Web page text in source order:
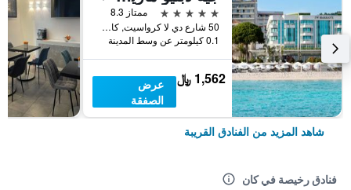
5 نجوم
ممتاز 8.3
50 شارع دي لا كرواسيت, كان, إقليم الألب البحري, فرنسا
0.1 كيلومتر عن وسط المدينة
1,562 ﷼
عرض
الصفقة
شاهد المزيد من الفنادق القريبة
فنادق رخيصة في كان